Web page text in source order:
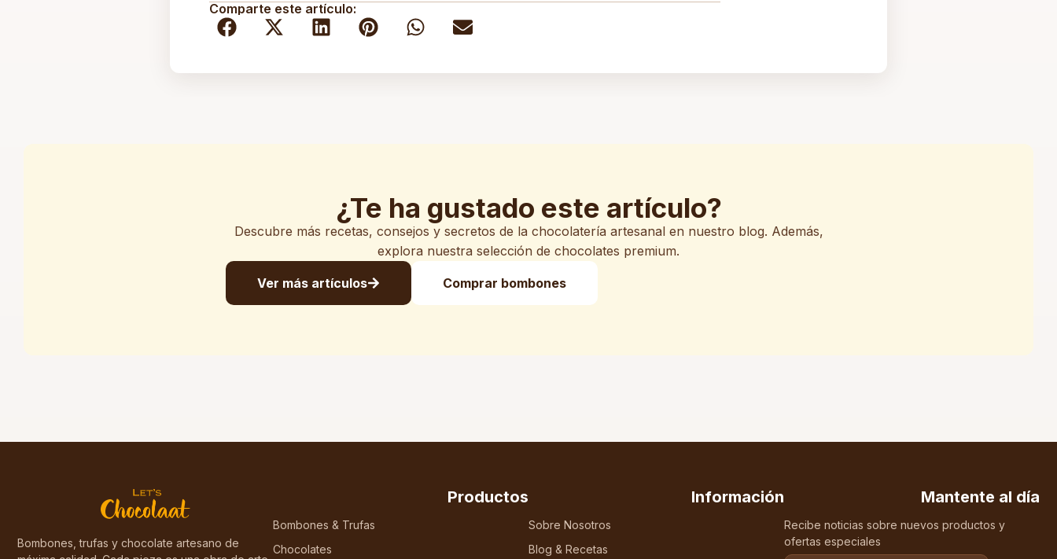
Comparte este artículo:
¿Te ha gustado este artículo?
Descubre más recetas, consejos y secretos de la chocolatería artesanal en nuestro blog. Además,
explora nuestra selección de chocolates premium.
Ver más artículos Comprar bombones
Bombones, trufas y chocolate artesano de
Productos
Bombones & Trufas
Chocolates
Información
Sobre Nosotros
Blog & Recetas
Mantente al día
Recibe noticias sobre nuevos productos y
ofertas especiales